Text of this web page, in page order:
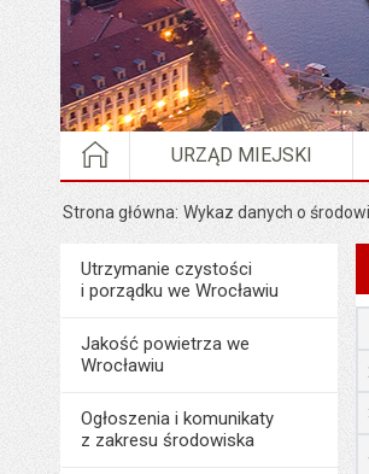
STRONA GŁÓWNA
URZĄD MIEJSKI
Strona główna Wykaz danych o
MenuŚrodowisko i ekologia
Utrzymanie czystości
i porządku we Wrocławiu
Jakość powietrza we
Wrocławiu
Ogłoszenia i komunikaty
z zakresu środowiska